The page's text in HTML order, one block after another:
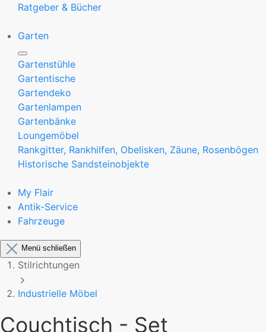
Ratgeber & Bücher
Garten
Gartenstühle
Gartentische
Gartendeko
Gartenlampen
Gartenbänke
Loungemöbel
Rankgitter, Rankhilfen, Obelisken, Zäune, Rosenbögen
Historische Sandsteinobjekte
My Flair
Antik-Service
Fahrzeuge
Menü schließen
Stilrichtungen
Industrielle Möbel
Couchtisch - Set